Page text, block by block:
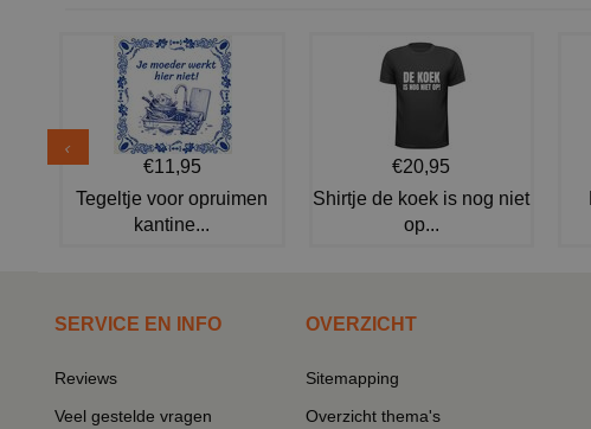
€11,95
Tegeltje voor opruimen
kantine...
€20,95
Shirtje de koek is nog niet
op...
SERVICE EN INFO
Reviews
Veel gestelde vragen
OVERZICHT
Sitemapping
Overzicht thema's